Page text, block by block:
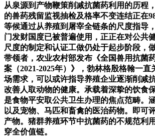
从泉源到产物鞭策削减抗菌药利用的历程
的兽药残留监视抽检及格率不变连结正在
等候通过从养殖到屠宰全链条的尺度指导
门发财国度已被普遍使用，正正在对公共
尺度的制定和认证工做仍处于起步阶段，
带领者，农业农村部发布《全国兽用抗菌
案（2021-2025年）》，勃林格殷格翰一直
场需求，可以或许指导养殖企业逐渐削减
改善人取动物的健康。承载着深挚的饮食
是食物平安取公共卫生办理的焦点范畴。
以及宠物、马匹和畜禽的医治药物。即可
产物。猪群养殖环节中抗菌药的不规范利
穿全价值链。